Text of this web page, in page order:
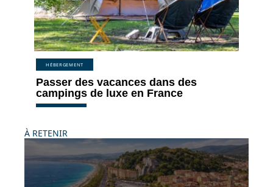
HÉBERGEMENT
Passer des vacances dans des
campings de luxe en France
À RETENIR